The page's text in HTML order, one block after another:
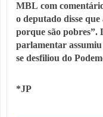
MBL com
o deputado disse
porque são pobres”.
parlamentar
se desfiliou do
*JP